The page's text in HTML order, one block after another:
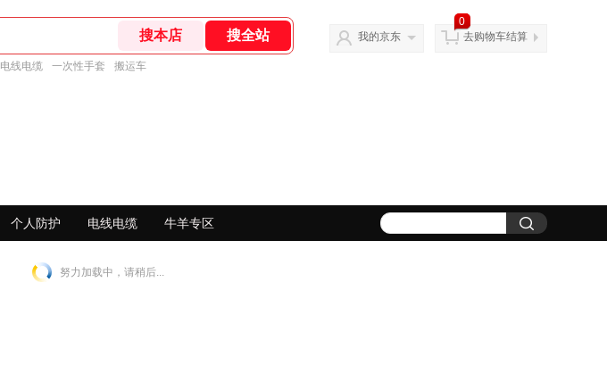
电线电缆 一次性手套 搬运车
我的京东
0
去购物车结算
个人防护 电线电缆 牛羊专区
努力加载中，请稍后...